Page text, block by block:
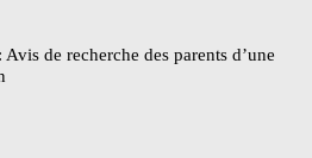
de recherche des parents d’une